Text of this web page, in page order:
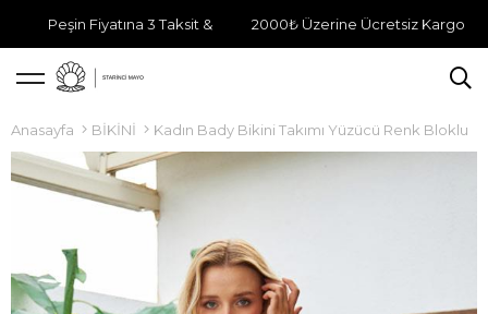
Peşin Fiyatına 3 Taksit & 2000₺ Üzerine Ücretsiz Kargo
Anasayfa BİKİNİ Kadın Bady Bikini Takımı Yüzücü Renk Bloklu